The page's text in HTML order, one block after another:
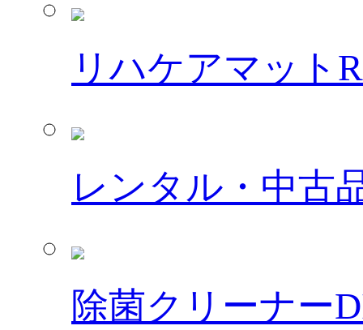
リハケアマット
レンタル・中古
除菌クリーナー